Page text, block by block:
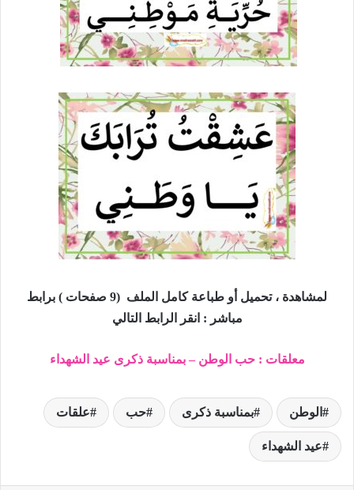
لمشاهدة ، تحميل أو طباعة كامل الملف (9 صفحات ) برابط
مباشر : انقر الرابط التالي
معلقات : حب الوطن – بمناسبة ذكرى عيد الشهداء
الوطن بمناسبة ذكرى حب علقات
عيد الشهداء